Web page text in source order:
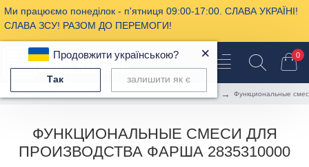
Ми працюємо понеділок - п'ятниця 09:00-17:00. СЛАВА УКРАЇНІ!
СЛАВА ЗСУ! РАЗОМ ДО ПЕРЕМОГИ!
0
Пищевая химия Производство колбас и деликатесов Функциональные
ФУНКЦИОНАЛЬНЫЕ СМЕСИ ДЛЯ
ПРОИЗВОДСТВА ФАРША 2835310000
Продовжити українською? ×
Так залишити як є